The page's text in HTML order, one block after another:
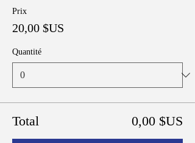
Prix
20,00 $US
Quantité
Total 0,00 $US